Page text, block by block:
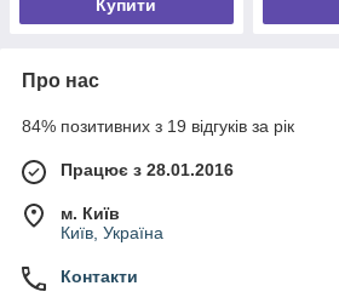
Купити
Про нас
84% позитивних з 19 відгуків за рік
Працює з 28.01.2016
м. Київ
Київ, Україна
Контакти